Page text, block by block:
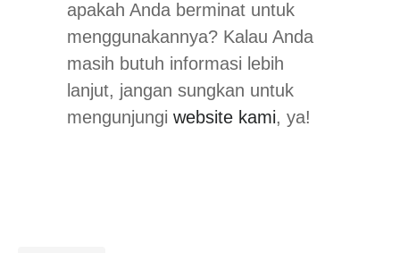
apakah Anda berminat untuk
menggunakannya? Kalau Anda
masih butuh informasi lebih
lanjut, jangan sungkan untuk
mengunjungi website kami, ya!